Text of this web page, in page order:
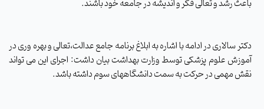
باعث رشد و تعالی فکر و اندیشه در جامعه خود باشند.
دکتر سالاری در ادامه با اشاره به ابلاغ برنامه جامع عدالت،تعالی و بهره وری در
آموزش علوم پزشکی توسط وزارت بهداشت بیان داشت: اجرای این می تواند
نقش مهمی در حرکت به سمت دانشگاههای سوم داشته باشد.